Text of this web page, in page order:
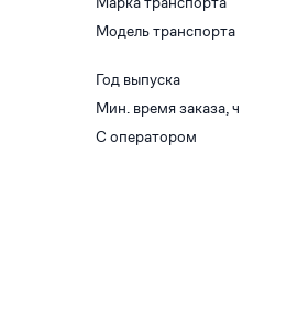
Модель транспорта
Год выпуска
Мин. время заказа, ч
С оператором